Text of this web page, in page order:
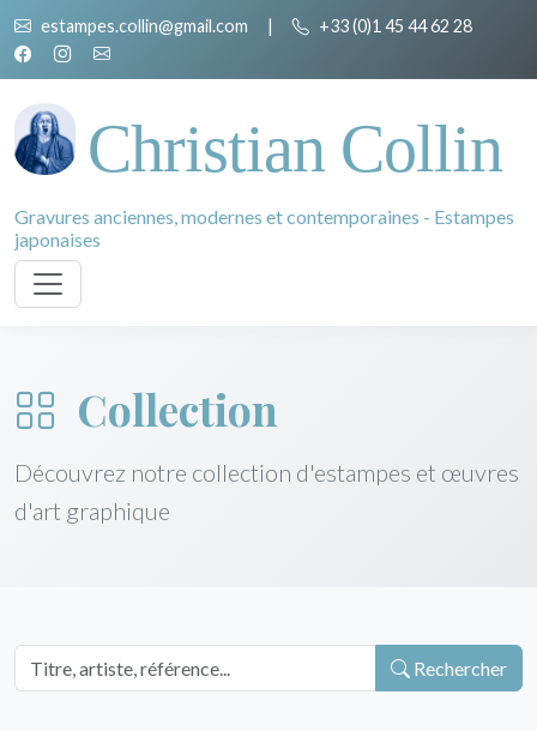
estampes.collin@gmail.com | +33 (0)1 45 44 62 28
Christian Collin
Gravures anciennes, modernes et contemporaines - Estampes
japonaises
Collection
Découvrez notre collection d'estampes et œuvres
d'art graphique
Rechercher